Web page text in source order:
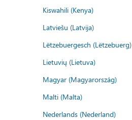
Kiswahili (Kenya)
Latviešu (Latvija)
Lëtzebuergesch (Lëtzebuerg)
Lietuvių (Lietuva)
Magyar (Magyarország)
Malti (Malta)
Nederlands (Nederland)